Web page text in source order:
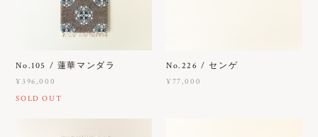
No.105 / 蓮華マンダラ
¥396,000
SOLD OUT
No.226 / センゲ
¥77,000